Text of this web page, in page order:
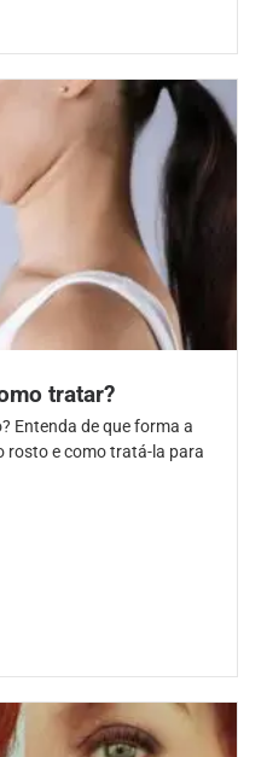
tratar?
Entenda de que forma a
rosto e como tratá-la para